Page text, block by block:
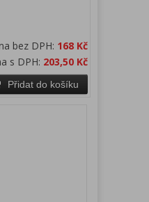
bez DPH: 168 Kč
s DPH: 203,50 Kč
Přidat do košíku